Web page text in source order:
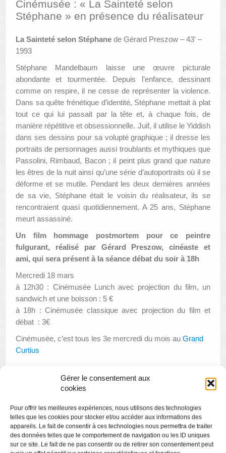
Gérer le consentement aux
cookies
Pour offrir les meilleures expériences, nous utilisons des technologies
telles que les cookies pour stocker et/ou accéder aux informations des
appareils. Le fait de consentir à ces technologies nous permettra de traiter
des données telles que le comportement de navigation ou les ID uniques
sur ce site. Le fait de ne pas consentir ou de retirer son consentement peut
AUTRES LIEUX
ANIMATIONS DES MUSÉES
LES APPELS À PROJETS
LE PORTAIL DES COLLECTIONS
Cinémusée : « La Sainteté selon
Stéphane » en présence du réalisateur
La Sainteté selon Stéphane de Gérard Preszow – 43′ –
1993
Stéphane Mandelbaum laisse une œuvre picturale
abondante et tourmentée. Depuis l’enfance, dessinant
comme on respire, il ne cesse de représenter la violence.
Dans sa quête frénétique d’identité, Stéphane mettait à plat
tout ce qui lui passait par la tête et, à chaque fois, de
manière répétitive et obsessionnelle. Juif, il utilise le Yiddish
dans ses dessins pour sa volupté graphique ; il dresse les
portraits de personnages aussi troublants et mythiques que
Passolini, Rimbaud, Bacon ; il peint plus grand que nature
les êtres de la nuit ainsi qu’une série d’autoportraits où il se
déforme et se mutile. Pendant les deux dernières années
de sa vie, Stéphane était le voisin du réalisateur, ils se
rencontraient quasi quotidiennement. A 25 ans, Stéphane
meurt assassiné.
Un film hommage postmortem pour ce peintre
fulgurant, réalisé par Gérard Preszow, cinéaste et
ami, qui sera présent à la séance débat du soir à 18h
Mercredi 18 mars
à 12h30 : Cinémusée Lunch avec projection du film, un
sandwich et une boisson : 5 €
à 18h : Cinémusée classique avec projection du film et
débat : 3€
Cinémusée, c’est tous les 3e mercredi du mois au Grand
Curtius
Espace jeunes artistes : Marianne Henry
Musica musée : concerts gratuits